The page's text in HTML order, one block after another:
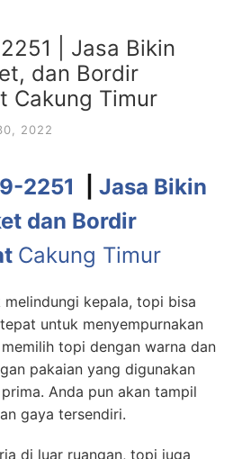
| Jasa Bikin
dan Bordir
Cakung Timur
2022
2251
Jasa Bikin
dan Bordir
Cakung Timur
melindungi kepala, topi bisa
untuk menyempurnakan
topi dengan warna dan
pakaian yang digunakan
Anda pun akan tampil
gaya tersendiri.
di luar ruangan, topi juga